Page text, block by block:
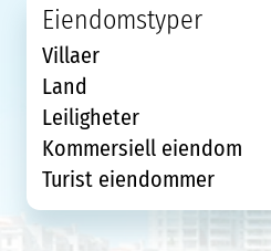
Eiendomstyper
Villaer
Land
Leiligheter
Kommersiell eiendom
Turist eiendommer